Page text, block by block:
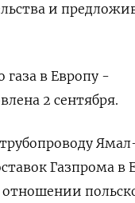
и
газа в Европу -
2 сентября.
Газпрома в